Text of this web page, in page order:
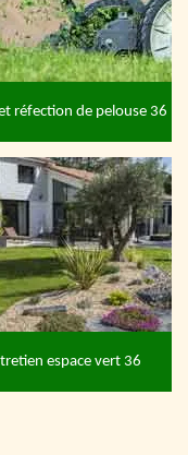
réfection de pelouse 36
espace vert 36